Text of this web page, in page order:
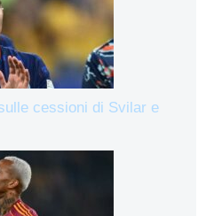
cessioni di Svilar e